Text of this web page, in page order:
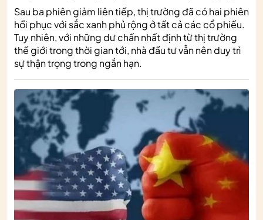
Sau ba phiên giảm liên tiếp, thị trường đã có hai phiên
hồi phục với sắc xanh phủ rộng ở tất cả các cổ phiếu.
Tuy nhiên, với những dư chấn nhất định từ thị trường
thế giới trong thời gian tới, nhà đầu tư vẫn nên duy trì
sự thận trọng trong ngắn hạn.